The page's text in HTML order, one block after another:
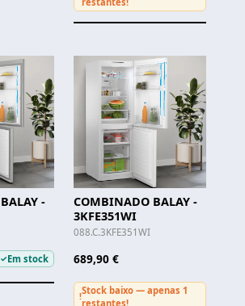
-
✓Em stock
COMBINADO BALAY -
3KFE351WI
088.C.3KFE351WI
689,90 €
!
Stock baixo — apenas 1
restantes!